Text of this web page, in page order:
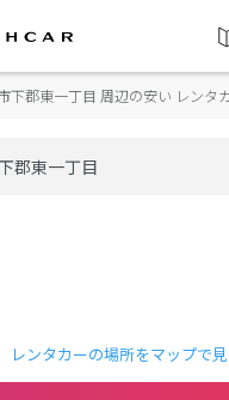
下郡東一丁目 周辺の安い レンタ
レンタカーの場所をマップで